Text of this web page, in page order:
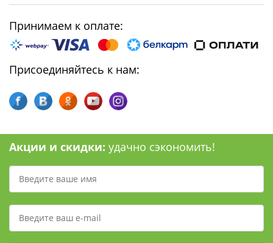
Принимаем к оплате:
Присоединяйтесь к нам:
Акции и скидки: удачно сэкономить!